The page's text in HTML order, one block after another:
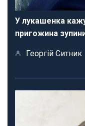
У лукашенка
пригожина
Георгій Ситник